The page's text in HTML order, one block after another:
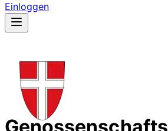
Einloggen